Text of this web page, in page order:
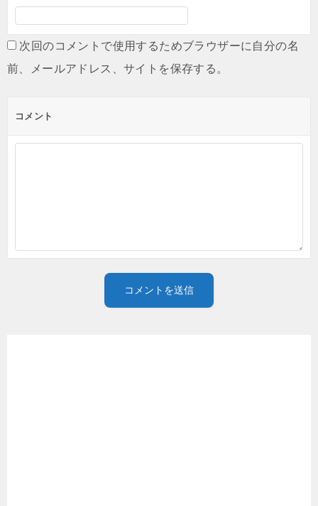
次回のコメントで使用するためブラウザーに自分の名
前、メールアドレス、サイトを保存する。
コメント